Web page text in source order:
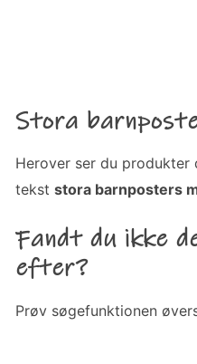
Stora
Herover ser du
tekststora barnposters
Fandt du ikke
efter?
Prøv søgefunktionen